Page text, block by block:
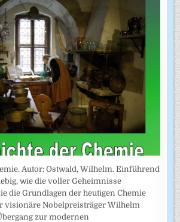
Autor: Ostwald, Wilhelm. Einführend
wie die voller Geheimnisse
die Grundlagen der heutigen Chemie
visionäre Nobelpreisträger Wilhelm
zur modernen